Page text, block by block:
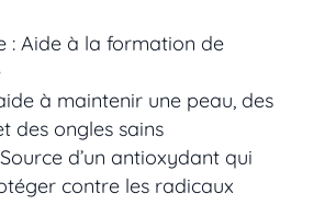
: Aide à la formation de
à maintenir une peau, des
des ongles sains
d’un antioxydant qui
contre les radicaux